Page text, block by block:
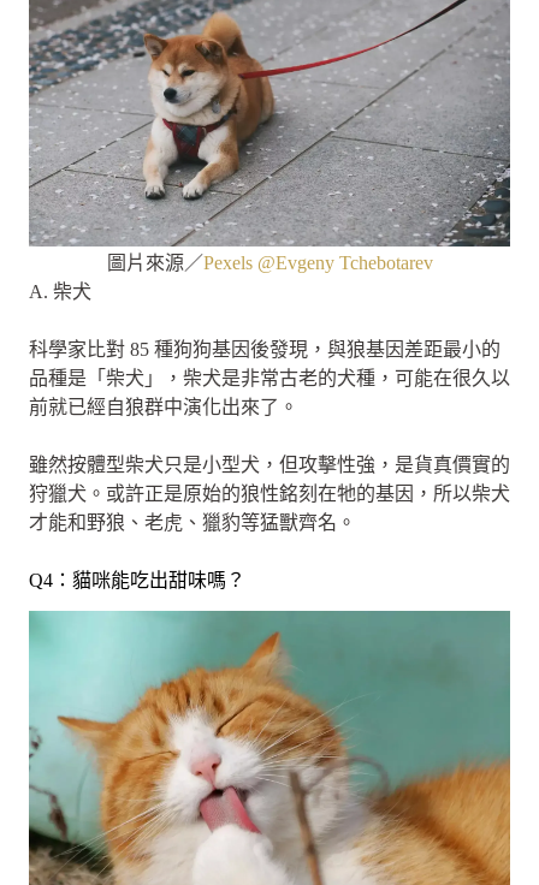
圖片來源／Pexels @Evgeny Tchebotarev
A. 柴犬
科學家比對 85 種狗狗基因後發現，與狼基因差距最小的
品種是「柴犬」，柴犬是非常古老的犬種，可能在很久以
前就已經自狼群中演化出來了。
雖然按體型柴犬只是小型犬，但攻擊性強，是貨真價實的
狩獵犬。或許正是原始的狼性銘刻在牠的基因，所以柴犬
才能和野狼、老虎、獵豹等猛獸齊名。
Q4：貓咪能吃出甜味嗎？